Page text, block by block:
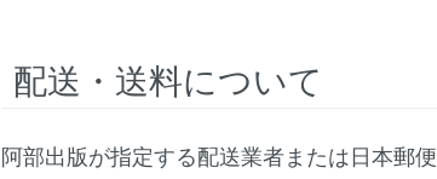
配送・送料について
阿部出版が指定する配送業者または日本郵便